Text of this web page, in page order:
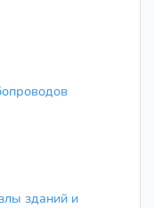
зданий и